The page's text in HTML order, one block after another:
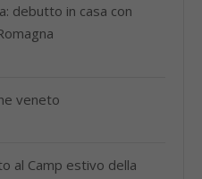
debutto in casa con
veneto
al Camp estivo della